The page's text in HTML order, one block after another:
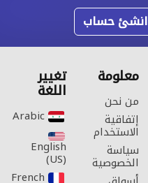
انشئ حساب
معلومة
من نحن
إتفاقية
الاستخدام
سياسة
الخصوصية
تغيير
اللغة
Arabic‎
English
(US)‎
French‎